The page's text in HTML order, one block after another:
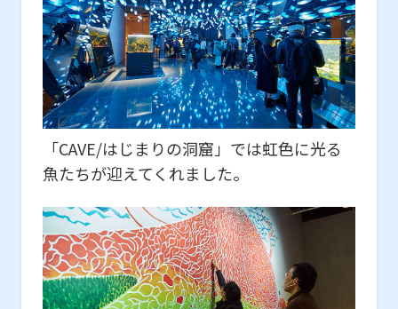
「CAVE/はじまりの洞窟」では虹色に光る
魚たちが迎えてくれました。